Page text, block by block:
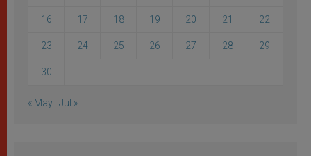
16 17 18 19 20 21 22
23 24 25 26 27 28 29
30
« May Jul »